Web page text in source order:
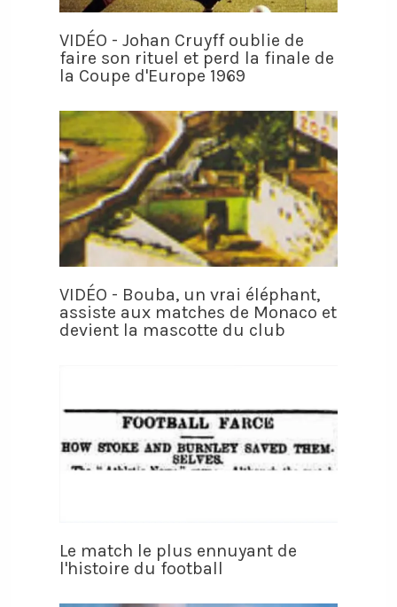
VIDÉO - Johan Cruyff oublie de
faire son rituel et perd la finale de
la Coupe d'Europe 1969
VIDÉO - Bouba, un vrai éléphant,
assiste aux matches de Monaco et
devient la mascotte du club
Le match le plus ennuyant de
l'histoire du football